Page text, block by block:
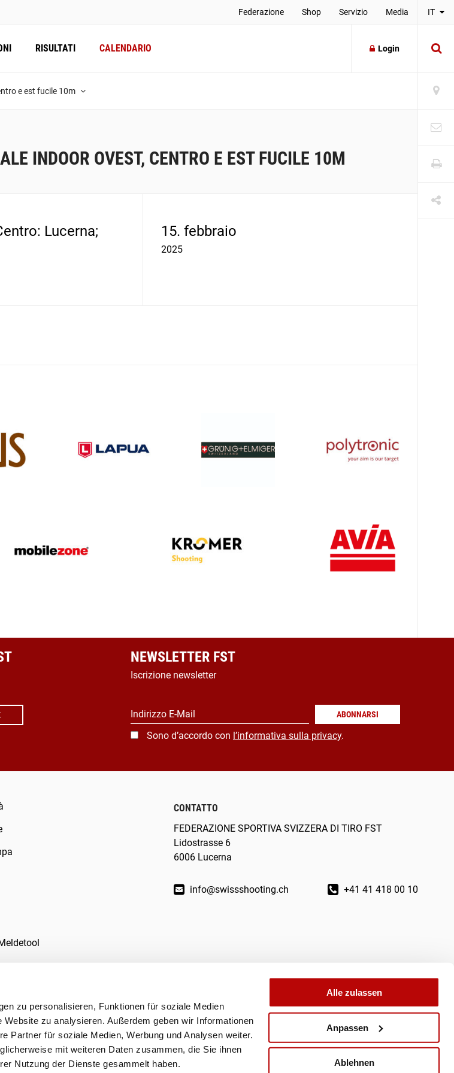
zu personalisieren, Funktionen für soziale Medien
zu analysieren. Außerdem geben wir Informationen
Partner für soziale Medien, Werbung und Analysen weiter.
mit weiteren Daten zusammen, die Sie ihnen
Nutzung der Dienste gesammelt haben.
Alle zulassen
Anpassen
Ablehnen
Federazione Shop Servizio Media IT
RISULTATI CALENDARIO Login
e est fucile 10m
INDOOR OVEST, CENTRO E EST FUCILE 10M
Lucerna;
15. febbraio
2025
NEWSLETTER FST
Iscrizione newsletter
Indirizzo E-Mail ABONNARSI
Sono d’accordo con l’informativa sulla privacy.
CONTATTO
FEDERAZIONE SPORTIVA SVIZZERA DI TIRO FST
Lidostrasse 6
6006 Lucerna
info@swissshooting.ch +41 41 418 00 10